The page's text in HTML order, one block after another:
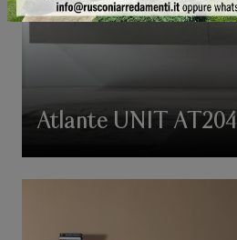
Atlante UNIT AT204